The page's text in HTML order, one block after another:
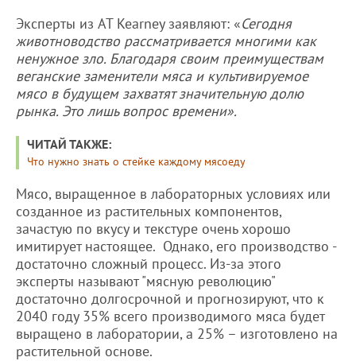
Эксперты из AT Kearney заявляют: «Сегодня
животноводство рассматривается многими как
ненужное зло. Благодаря своим преимуществам
веганские заменители мяса и культивируемое
мясо в будущем захватят значительную долю
рынка. Это лишь вопрос времени».
ЧИТАЙ ТАКЖЕ:
Что нужно знать о стейке каждому мясоеду
Мясо, выращенное в лабораторных условиях или
созданное из растительных компонентов,
зачастую по вкусу и текстуре очень хорошо
имитирует настоящее. Однако, его производство -
достаточно сложный процесс. Из-за этого
эксперты называют "мясную революцию"
достаточно долгосрочной и прогнозируют, что к
2040 году 35% всего производимого мяса будет
выращено в лаборатории, а 25% – изготовлено на
растительной основе.